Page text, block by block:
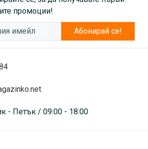
промоции!
Абонирай се!
- Петък / 09:00 - 18:00